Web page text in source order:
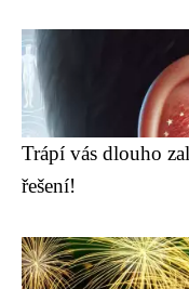
Trápí vás dlouho
řešení!